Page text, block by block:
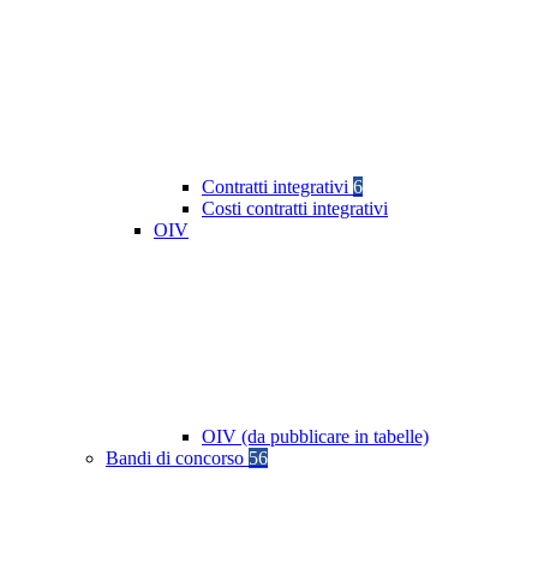
Contratti integrativi 6
Costi contratti integrativi
OIV
OIV (da pubblicare in tabelle)
Bandi di concorso 56